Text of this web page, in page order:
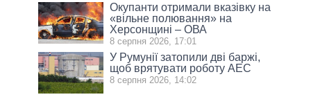
Окупанти отримали вказівку на
«вільне полювання» на
Херсонщині – ОВА
8 серпня 2026, 17:01
У Румунії затопили дві баржі,
щоб врятувати роботу АЕС
8 серпня 2026, 14:02